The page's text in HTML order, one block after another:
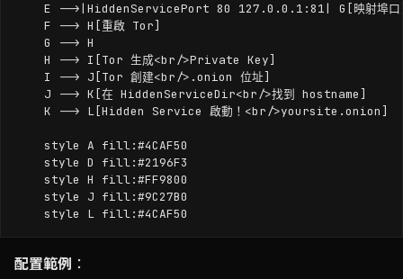
E -->|HiddenServicePort 80 127.0.0.1:81| G[映射埠口
    F --> H[重啟 Tor]
    G --> H
    H --> I[Tor 生成<br/>Private Key]
    I --> J[Tor 創建<br/>.onion 位址]
    J --> K[在 HiddenServiceDir<br/>找到 hostname]
    K --> L[Hidden Service 啟動！<br/>yoursite.onion]
    style A fill:#4CAF50
    style D fill:#2196F3
    style H fill:#FF9800
    style J fill:#9C27B0
配置範例 ：